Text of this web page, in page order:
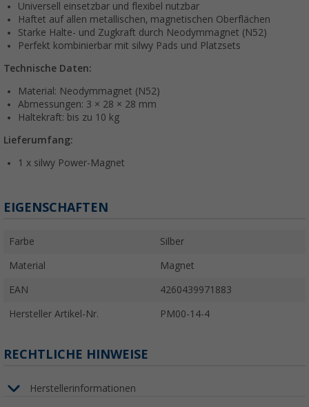
Universell einsetzbar und flexibel nutzbar
Haftet auf allen metallischen, magnetischen Oberflächen
Starke Halte- und Zugkraft durch Neodymmagnet (N52)
Perfekt kombinierbar mit silwy Pads und Platzsets
Technische Daten:
Material: Neodymmagnet (N52)
Abmessungen: 3 × 28 × 28 mm
Haltekraft: bis zu 10 kg
Lieferumfang:
1 x silwy Power-Magnet
EIGENSCHAFTEN
Farbe Silber
Material Magnet
EAN 4260439971883
Hersteller Artikel-Nr. PM00-14-4
RECHTLICHE HINWEISE
Herstellerinformationen